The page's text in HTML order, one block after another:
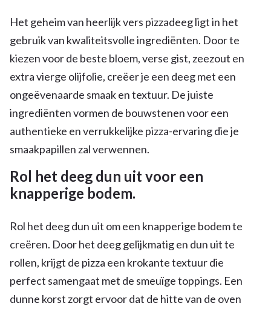
Het geheim van heerlijk vers pizzadeeg ligt in het
gebruik van kwaliteitsvolle ingrediënten. Door te
kiezen voor de beste bloem, verse gist, zeezout en
extra vierge olijfolie, creëer je een deeg met een
ongeëvenaarde smaak en textuur. De juiste
ingrediënten vormen de bouwstenen voor een
authentieke en verrukkelijke pizza-ervaring die je
smaakpapillen zal verwennen.
Rol het deeg dun uit voor een
knapperige bodem.
Rol het deeg dun uit om een knapperige bodem te
creëren. Door het deeg gelijkmatig en dun uit te
rollen, krijgt de pizza een krokante textuur die
perfect samengaat met de smeuïge toppings. Een
dunne korst zorgt ervoor dat de hitte van de oven